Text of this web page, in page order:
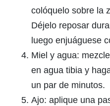
colóquelo sobre la
Déjelo reposar
luego enjuáguese
Miel y agua:
en agua tibia y
un par de minutos.
Ajo: aplique una